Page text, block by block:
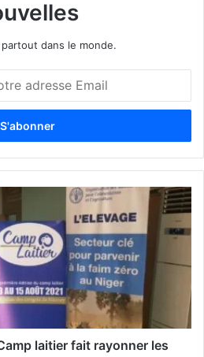
dans le monde.
laitier fait rayonner les